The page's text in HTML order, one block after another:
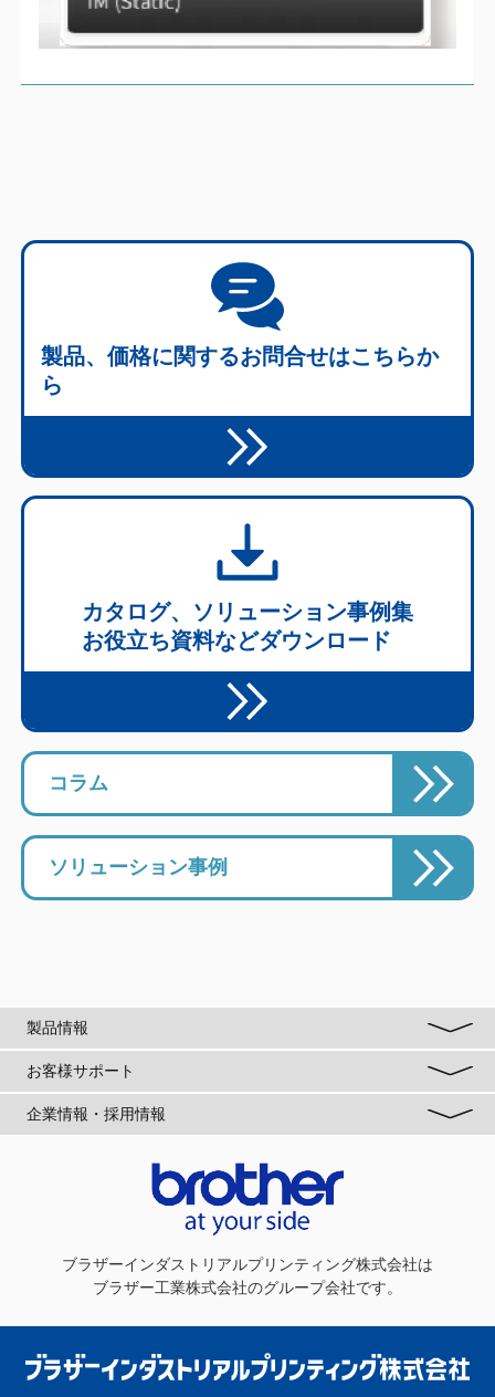
製品、価格に関するお問合せはこちらか
ら
カタログ、ソリューション事例集
お役立ち資料などダウンロード
コラム
ソリューション事例
製品情報
お客様サポート
企業情報・採用情報
ブラザーインダストリアルプリンティング株式会社は
ブラザー工業株式会社のグループ会社です。